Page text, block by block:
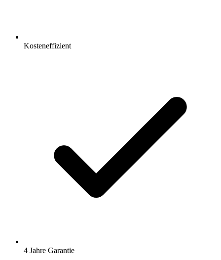
Kosteneffizient
4 Jahre Garantie